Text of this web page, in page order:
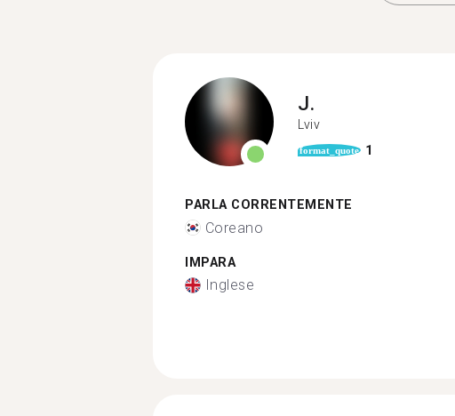
J.
Lviv
format_quote 1
PARLA CORRENTEMENTE
Coreano
IMPARA
Inglese